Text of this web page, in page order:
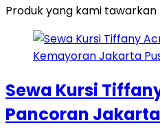
Produk yang kami tawarkan
Sewa Kursi
Pancoran